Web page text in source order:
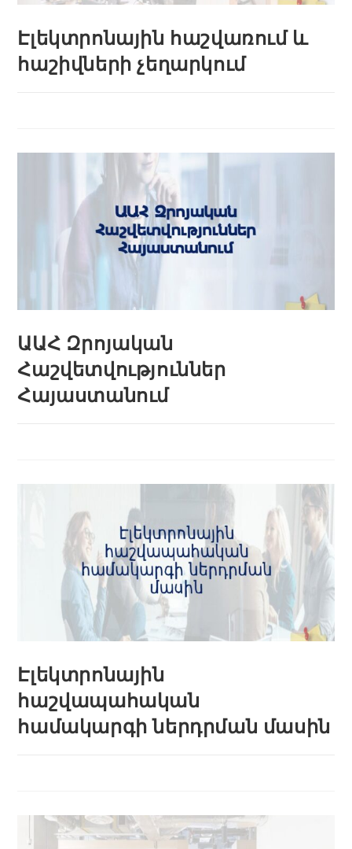
Էլեկտրոնային հաշվառում և
հաշիվների չեղարկում
ԱԱՀ Զրոյական
Հաշվետվություններ
Հայաստանում
Էլեկտրոնային
հաշվապահական
համակարգի ներդրման մասին